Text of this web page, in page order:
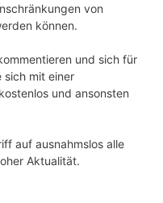
von
können.
und sich für
sich mit einer
und ansonsten
auf ausnahmslos alle
Aktualität.